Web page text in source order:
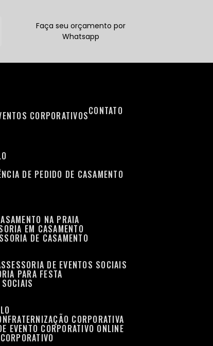
Faça seu orçamento por
Whatsapp
CORPORATIVOS CONTATO
DE PEDIDO DE CASAMENTO
NA PRAIA
EM CASAMENTO
DE CASAMENTO
ASSESSORIA DE EVENTOS SOCIAIS
PARA FESTA
SOCIAIS
CORPORATIVA
EVENTO CORPORATIVO ONLINE